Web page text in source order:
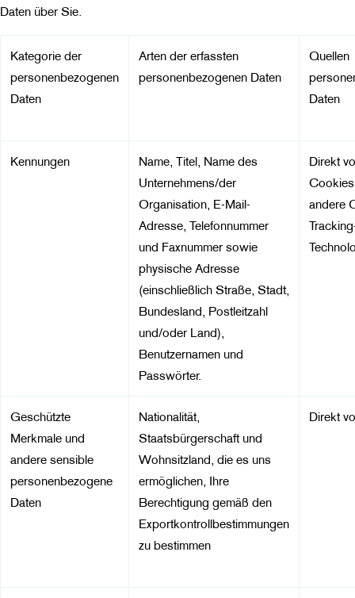
Daten über Sie.
Kategorie der
personenbezogenen
Daten
Arten der erfassten
personenbezogenen Daten
Quellen
Daten
Kennungen
Name, Titel, Name des
Unternehmens/der
Organisation, E-Mail-
Adresse, Telefonnummer
und Faxnummer sowie
physische Adresse
(einschließlich Straße, Stadt,
Bundesland, Postleitzahl
und/oder Land),
Benutzernamen und
Passwörter.
Direkt
andere
Geschützte
Merkmale und
andere sensible
personenbezogene
Daten
Nationalität,
Staatsbürgerschaft und
Wohnsitzland, die es uns
ermöglichen, Ihre
Berechtigung gemäß den
Exportkontrollbestimmungen
zu bestimmen
Direkt